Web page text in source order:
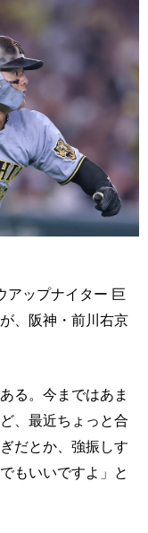
アップナイター 巨
、阪神・前川右京
る。今まではあま
、最近ちょっと合
だとか、強振しす
もいいですよ」と